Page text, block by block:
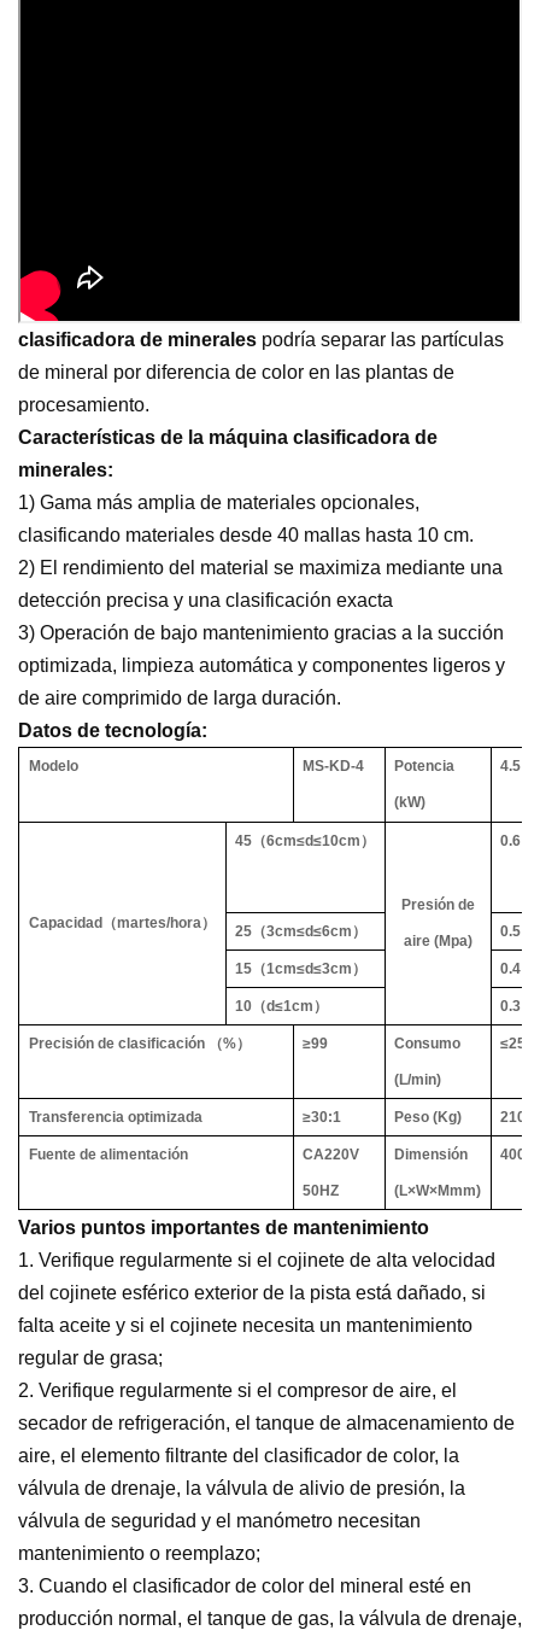
clasificadora de minerales podría separar las partículas
de mineral por diferencia de color en las plantas de
procesamiento.
Características de la máquina clasificadora de
minerales:
1) Gama más amplia de materiales opcionales,
clasificando materiales desde 40 mallas hasta 10 cm.
2) El rendimiento del material se maximiza mediante una
detección precisa y una clasificación exacta
3) Operación de bajo mantenimiento gracias a la succión
optimizada, limpieza automática y componentes ligeros y
de aire comprimido de larga duración.
Datos de tecnología:
Modelo MS-KD-4 Potencia
(kW)
4.5
Capacidad （martes/hora ）
45 （6cm≤d≤10cm ）
Presión de
aire (Mpa)
0.6
25 （3cm≤d≤6cm ） 0.5
15 （1cm≤d≤3cm ） 0.4
10 （d≤1cm ） 0.3
Precisión de clasificación （%） ≥99 Consumo
(L/min)
≤
Transferencia optimizada ≥30:1 Peso (Kg) 2100
Fuente de alimentación CA220V
50HZ
Dimensión
(L×W×Mmm)
4000
Varios puntos importantes de mantenimiento
1. Verifique regularmente si el cojinete de alta velocidad
del cojinete esférico exterior de la pista está dañado, si
falta aceite y si el cojinete necesita un mantenimiento
regular de grasa;
2. Verifique regularmente si el compresor de aire, el
secador de refrigeración, el tanque de almacenamiento de
aire, el elemento filtrante del clasificador de color, la
válvula de drenaje, la válvula de alivio de presión, la
válvula de seguridad y el manómetro necesitan
mantenimiento o reemplazo;
3. Cuando el clasificador de color del mineral esté en
producción normal, el tanque de gas, la válvula de drenaje,